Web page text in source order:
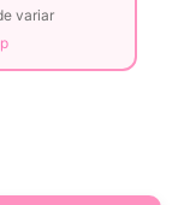
variar